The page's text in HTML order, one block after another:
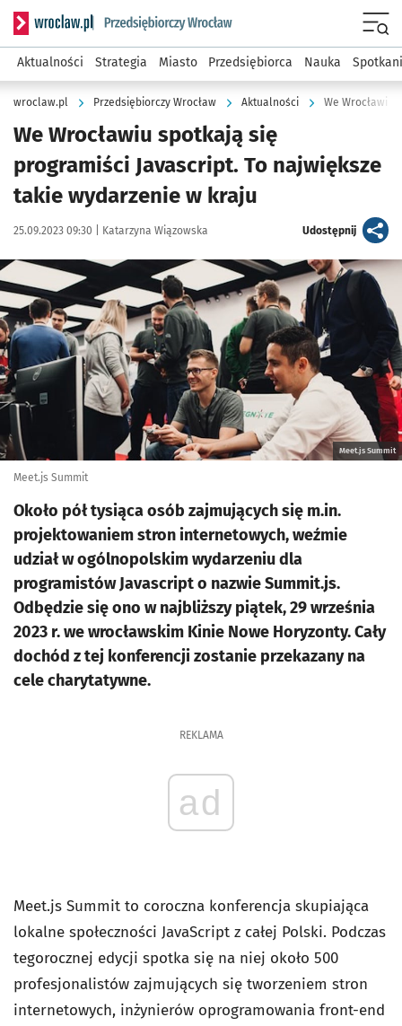
Serwis informacyjny wroclaw.pl podserwis: Strategia
Aktualności Strategia Miasto Przedsiębiorca Nauka
wroclaw.pl Przedsiębiorczy Wrocław Aktualności
We Wrocławiu spotkają się
programiści Javascript. To największe
takie wydarzenie w kraju
Data publikacji:
25.09.2023 09:30 | Autor:
Katarzyna Wiązowska Udostępnijartykuł
Kliknij, aby powiększyć
Meet.js Summit
Meet.js Summit
Około pół tysiąca osób zajmujących się m.in.
projektowaniem stron internetowych, weźmie
udział w ogólnopolskim wydarzeniu dla
programistów Javascript o nazwie Summit.js.
Odbędzie się ono w najbliższy piątek, 29 września
2023 r. we wrocławskim Kinie Nowe Horyzonty. Cały
dochód z tej konferencji zostanie przekazany na
cele charytatywne.
REKLAMA
ad
Meet.js Summit to coroczna konferencja skupiająca
lokalne społeczności JavaScript z całej Polski. Podczas
tegorocznej edycji spotka się na niej około 500
profesjonalistów zajmujących się tworzeniem stron
internetowych, inżynierów oprogramowania front-end